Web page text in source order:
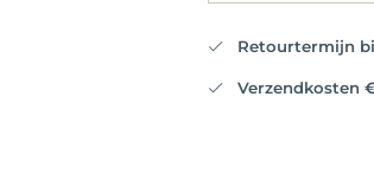
Retourtermijn
Verzendkosten